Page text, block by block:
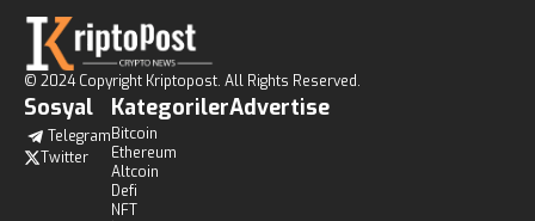
© 2024 Copyright Kriptopost. All Rights Reserved.
Sosyal
Telegram
Twitter
Kategoriler
Bitcoin
Ethereum
Altcoin
Defi
NFT
Advertise